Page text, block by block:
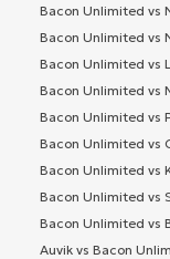
Bacon Unlimited vs
Bacon Unlimited vs
Bacon Unlimited vs
Bacon Unlimited vs
Bacon Unlimited vs
Bacon Unlimited vs
Bacon Unlimited vs
Bacon Unlimited vs
Bacon Unlimited vs
Auvik vs Bacon